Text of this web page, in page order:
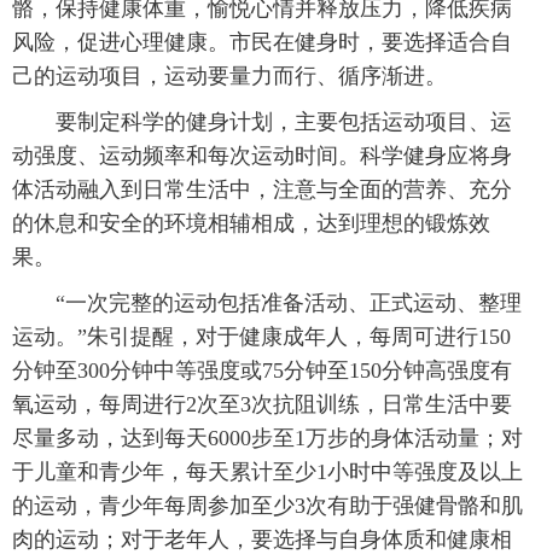
骼，保持健康体重，愉悦心情并释放压力，降低疾病
风险，促进心理健康。市民在健身时，要选择适合自
己的运动项目，运动要量力而行、循序渐进。
要制定科学的健身计划，主要包括运动项目、运
动强度、运动频率和每次运动时间。科学健身应将身
体活动融入到日常生活中，注意与全面的营养、充分
的休息和安全的环境相辅相成，达到理想的锻炼效
果。
“一次完整的运动包括准备活动、正式运动、整理
运动。”朱引提醒，对于健康成年人，每周可进行150
分钟至300分钟中等强度或75分钟至150分钟高强度有
氧运动，每周进行2次至3次抗阻训练，日常生活中要
尽量多动，达到每天6000步至1万步的身体活动量；对
于儿童和青少年，每天累计至少1小时中等强度及以上
的运动，青少年每周参加至少3次有助于强健骨骼和肌
肉的运动；对于老年人，要选择与自身体质和健康相